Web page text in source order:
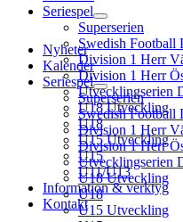
Seriespel
Superserien
Swedish Football
Division 1 Herr
Division 1 Herr
Utvecklingserien
U18 Utveckling
U18
U15 Utveckling
U15
U11/U13
Information & verktyg
Kontakt
Nyheter
Kalender
Seriespel
Superserien
Swedish Football
Division 1 Herr
Division 1 Herr
Utvecklingserien
U18 Utveckling
U18
U15 Utveckling